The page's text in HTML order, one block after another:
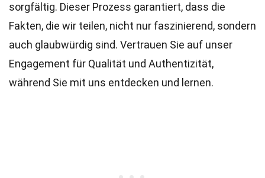
sorgfältig. Dieser Prozess garantiert, dass die
Fakten, die wir teilen, nicht nur faszinierend, sondern
auch glaubwürdig sind. Vertrauen Sie auf unser
Engagement für Qualität und Authentizität,
während Sie mit uns entdecken und lernen.